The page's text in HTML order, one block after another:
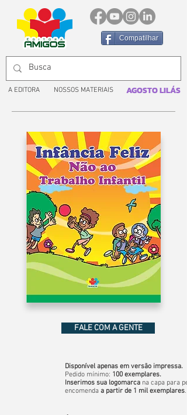
Compatilhar
A EDITORA NOSSOS MATERIAIS AGOSTO LILÁS
FALE COM A GENTE
Disponível apenas em versão impressa.
Pedido mínimo: 100 exemplares.
Inserimos sua logomarca na capa para
encomenda a partir de 1 mil exemplares.